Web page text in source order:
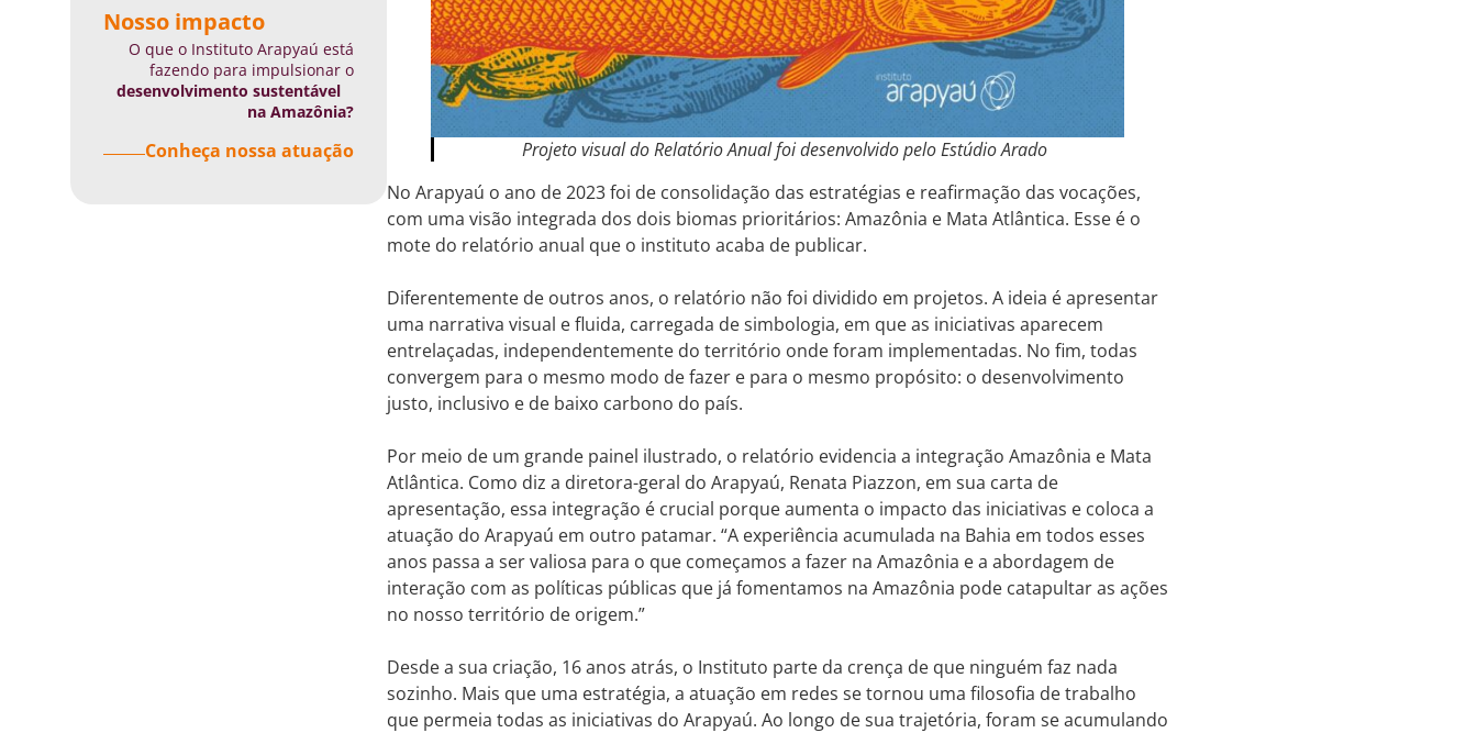
Nosso impacto
O que o Instituto Arapyaú está
fazendo para impulsionar o
desenvolvimento sustentável
na Amazônia?
Conheça nossa atuação
Projeto visual do Relatório Anual foi desenvolvido pelo Estúdio Arado
No Arapyaú o ano de 2023 foi de consolidação das estratégias e reafirmação das vocações,
com uma visão integrada dos dois biomas prioritários: Amazônia e Mata Atlântica. Esse é o
mote do relatório anual que o instituto acaba de publicar.
Diferentemente de outros anos, o relatório não foi dividido em projetos. A ideia é apresentar
uma narrativa visual e fluida, carregada de simbologia, em que as iniciativas aparecem
entrelaçadas, independentemente do território onde foram implementadas. No fim, todas
convergem para o mesmo modo de fazer e para o mesmo propósito: o desenvolvimento
justo, inclusivo e de baixo carbono do país.
Por meio de um grande painel ilustrado, o relatório evidencia a integração Amazônia e Mata
Atlântica. Como diz a diretora-geral do Arapyaú, Renata Piazzon, em sua carta de
apresentação, essa integração é crucial porque aumenta o impacto das iniciativas e coloca a
atuação do Arapyaú em outro patamar. “A experiência acumulada na Bahia em todos esses
anos passa a ser valiosa para o que começamos a fazer na Amazônia e a abordagem de
interação com as políticas públicas que já fomentamos na Amazônia pode catapultar as ações
no nosso território de origem.”
Desde a sua criação, 16 anos atrás, o Instituto parte da crença de que ninguém faz nada
sozinho. Mais que uma estratégia, a atuação em redes se tornou uma filosofia de trabalho
que permeia todas as iniciativas do Arapyaú. Ao longo de sua trajetória, foram se acumulando